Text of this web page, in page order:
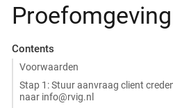
Proefomgeving
Contents
Voorwaarden
Stap 1: Stuur aanvraag client
naar info@rvig.nl